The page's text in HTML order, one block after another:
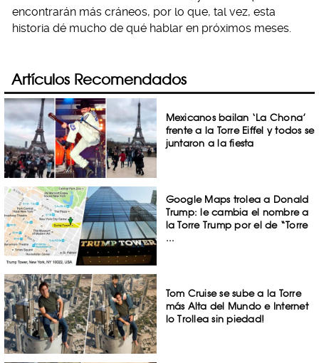
encontrarán más cráneos, por lo que, tal vez, esta
historia dé mucho de qué hablar en próximos meses.
Artículos Recomendados
Mexicanos bailan ‘La Chona’
frente a la Torre Eiffel y todos se
juntaron a la fiesta
Google Maps trolea a Donald
Trump: le cambia el nombre a
la Torre Trump por el de “Torre
...
Tom Cruise se sube a la Torre
más Alta del Mundo e Internet
lo Trollea sin piedad!